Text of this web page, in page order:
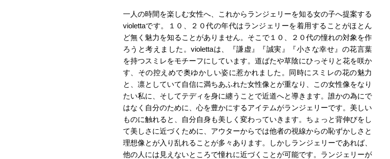
一人の時間を楽しむ女性へ、これからランジェリーを知る女の子へ提案する
violettaです。１０、２０代の年代はランジェリーを着用することがほとん
ど無く魅力を知ることがありません。そこで１０、２０代の憧れの対象を作
ろうと考えました。violettaは、『謙虚』『誠実』『小さな幸せ』の花言葉
を持つスミレをモチーフにしています。道ばたや草陰にひっそりと花を咲か
す、その控えめで奥ゆかしい姿に惹かれました。同時にスミレの花の魅力
と、凛としていて自信に満ちあふれた女性像とが重なり、この女性像をなり
たい私に、そしてテディを身に纏うことで近道へと導きます。誰かの為にで
はなく自分のために、心を豊かにするアイテムがランジェリーです。美しい
ものに触れると、自分自身も美しく変わっていきます。ちょっと背伸びをし
て美しさに近づくために、アウターからでは他者の視線からの恥ずかしさと
理想像とが入り乱れることが多々あります。しかしランジェリーであれば、
他の人には見えないところで憧れに近づくことが可能です。ランジェリーが